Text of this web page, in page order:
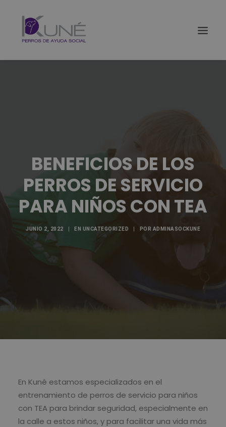
Buscar
BENEFICIOS DE LOS
PERROS DE SERVICIO
PARA NIÑOS CON TEA
JUNIO 2, 2022 EN UNCATEGORIZED POR ADMINASOCKUNE
En Kuné estamos especializados en el
entrenamiento de perros de servicio para niños
con TEA para brindar seguridad, especialmente en
la calle a estos niños, y para facilitar una vida más